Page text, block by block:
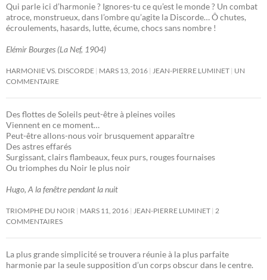
Qui parle ici d’harmonie ? Ignores-tu ce qu’est le monde ? Un combat
atroce, monstrueux, dans l’ombre qu’agite la Discorde… Ô chutes,
écroulements, hasards, lutte, écume, chocs sans nombre !
Elémir Bourges (La Nef, 1904)
HARMONIE VS. DISCORDE MARS 13, 2016 JEAN-PIERRE LUMINET UN
COMMENTAIRE
Des flottes de Soleils peut-être à pleines voiles
Viennent en ce moment…
Peut-être allons-nous voir brusquement apparaître
Des astres effarés
Surgissant, clairs flambeaux, feux purs, rouges fournaises
Ou triomphes du Noir le plus noir
Hugo, A la fenêtre pendant la nuit
TRIOMPHE DU NOIR MARS 11, 2016 JEAN-PIERRE LUMINET 2
COMMENTAIRES
La plus grande simplicité se trouvera réunie à la plus parfaite
harmonie par la seule supposition d’un corps obscur dans le centre.